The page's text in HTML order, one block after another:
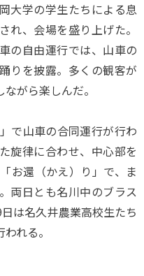
大学の学生たちによる息
れ、会場を盛り上げた。
の自由運行では、山車の
りを披露。多くの観客が
がら楽しんだ。
で山車の合同運行が行わ
旋律に合わせ、中心部を
お還（かえ）り」で、ま
両日とも名川中のブラス
は名久井農業高校生たち
れる。